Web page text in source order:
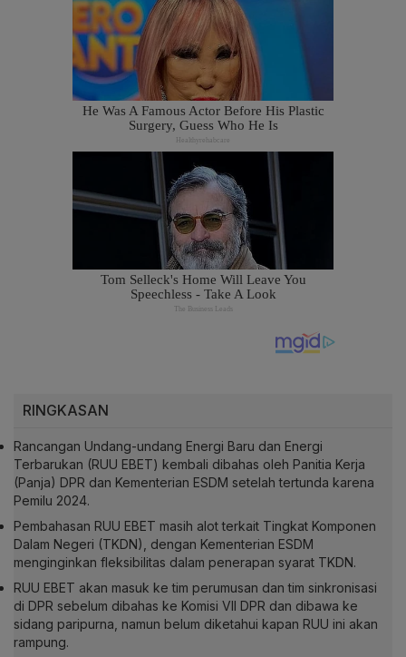
RINGKASAN
Rancangan Undang-undang Energi Baru dan Energi
Terbarukan (RUU EBET) kembali dibahas oleh Panitia Kerja
(Panja) DPR dan Kementerian ESDM setelah tertunda karena
Pemilu 2024.
Pembahasan RUU EBET masih alot terkait Tingkat Komponen
Dalam Negeri (TKDN), dengan Kementerian ESDM
menginginkan fleksibilitas dalam penerapan syarat TKDN.
RUU EBET akan masuk ke tim perumusan dan tim sinkronisasi
di DPR sebelum dibahas ke Komisi VII DPR dan dibawa ke
sidang paripurna, namun belum diketahui kapan RUU ini akan
rampung.